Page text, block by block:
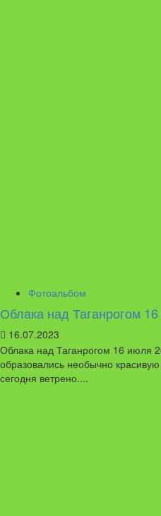
Фотоальбом
Облака над Таганрогом
16.07.2023
Облака над Таганрогом 16 июля
образовались необычно
сегодня ветрено....